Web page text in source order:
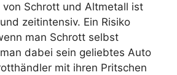
Schrott und Altmetall ist
zeitintensiv. Ein Risiko
man Schrott selbst
dabei sein geliebtes Auto
mit ihren Pritschen